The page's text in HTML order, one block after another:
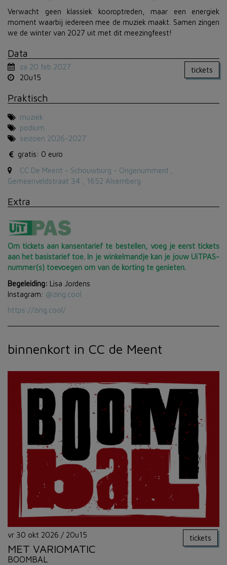
Verwacht geen klassiek kooroptreden, maar een energiek
moment waarbij iedereen mee de muziek maakt. Samen zingen
we de winter van 2027 uit met dit meezingfeest!
Data
za 20 feb 2027
20u15
tickets
Praktisch
muziek
podium
seizoen 2026-2027
gratis: 0 euro
CC De Meent - Schouwburg - Ongenummerd ,
Gemeenveldstraat 34 , 1652 Alsemberg
Extra
Om tickets aan kansentarief te bestellen, voeg je eerst tickets
aan het basistarief toe. In je winkelmandje kan je jouw UiTPAS-
nummer(s) toevoegen om van de korting te genieten.
Begeleiding: Lisa Jordens
Instagram: @zing.cool
https://zing.cool/
binnenkort in CC de Meent
vr 30 okt 2026 / 20u15 tickets
MET VARIOMATIC
BOOMBAL